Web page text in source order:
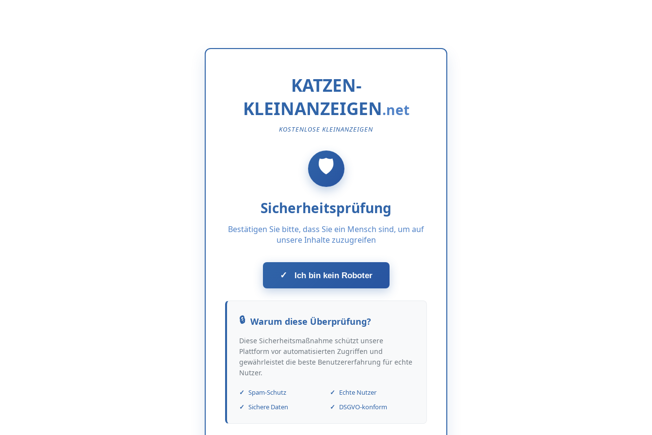
KATZEN-
KLEINANZEIGEN
KOSTENLOSE KLEINANZEIGEN
Sicherheitsprüfung
Bestätigen Sie bitte, dass Sie ein Mensch sind, um auf
unsere Inhalte zuzugreifen
✓ Ich bin kein Roboter
Warum diese Überprüfung?
Diese Sicherheitsmaßnahme schützt unsere
Plattform vor automatisierten Zugriffen und
gewährleistet die beste Benutzererfahrung für echte
Nutzer.
Spam-Schutz
Echte Nutzer
Sichere Daten
DSGVO-konform